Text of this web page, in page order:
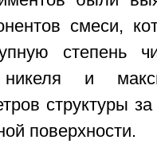
смеси,
степень
никеля и
структуры
поверхности.